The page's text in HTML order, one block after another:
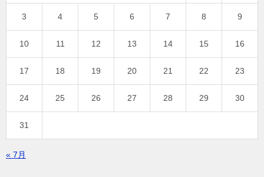
3 4 5 6 7 8 9
10 11 12 13 14 15 16
17 18 19 20 21 22 23
24 25 26 27 28 29 30
31
« 7月